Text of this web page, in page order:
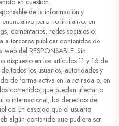
en cuestión.
de la información y
pero no limitativo, en
comentarios, redes sociales o
a terceros publicar contenidos de
del RESPONSABLE. Sin
dispuesto en los artículos 11 y 16 de
todos los usuarios, autoridades y
de forma activa en la retirada o, en
contenidos que puedan afectar o
o internacional, los derechos de
En caso de que el usuario
algún contenido que pudiera ser